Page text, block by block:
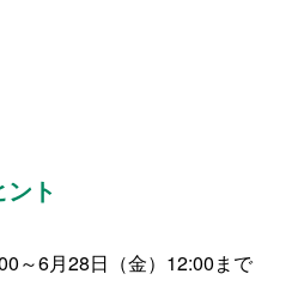
ト
～6月28日（金） 12:00まで